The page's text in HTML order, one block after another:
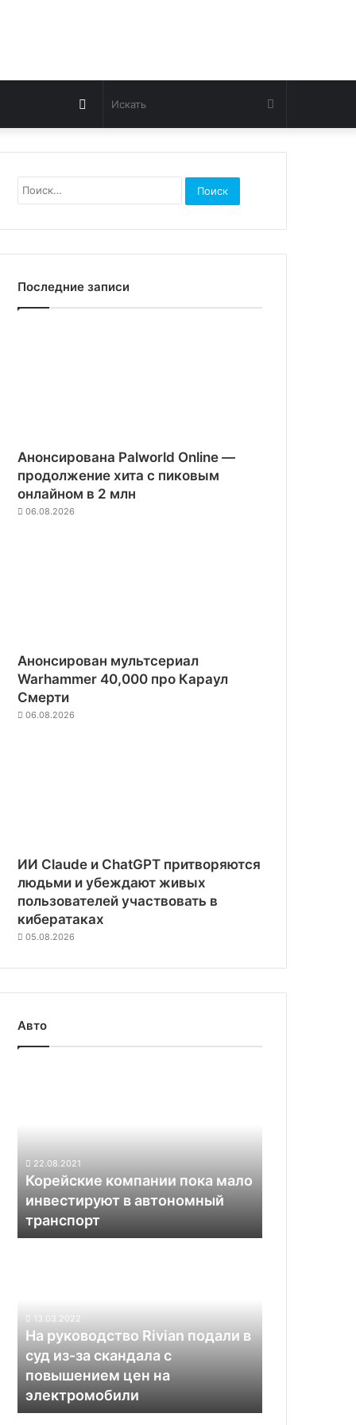
Искать
Switch
skin
Найти:
Последние записи
Анонсирована Palworld Online —
продолжение хита с пиковым
онлайном в 2 млн
06.08.2026
Анонсирован мультсериал
Warhammer 40,000 про Караул
Смерти
06.08.2026
ИИ Claude и ChatGPT притворяются
людьми и убеждают живых
пользователей участвовать в
кибератаках
05.08.2026
Авто
автономный
транспорт
22.08.2021
Корейские компании пока мало
инвестируют в автономный
транспорт
суд
за
скандала
повышением
13.03.2022
На руководство Rivian подали в
суд из-за скандала с
повышением цен на
электромобили